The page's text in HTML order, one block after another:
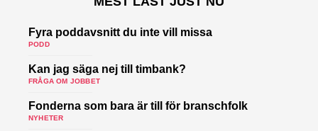
Fyra poddavsnitt du inte vill missa
PODD
Kan jag säga nej till timbank?
FRÅGA OM JOBBET
Fonderna som bara är till för branschfolk
NYHETER